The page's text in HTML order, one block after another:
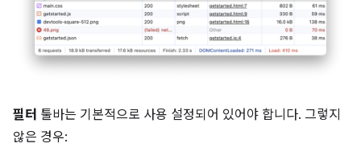
필터 툴바는 기본적으로 사용 설정되어 있어야 합니다. 그렇지
않은 경우: